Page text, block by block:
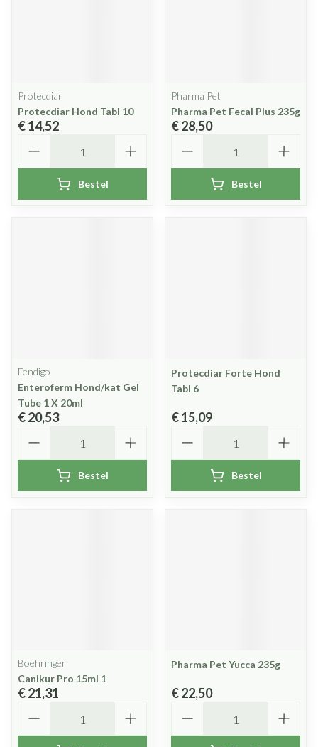
Protecdiar
Protecdiar Hond Tabl 10
€ 14,52
Bestel
Pharma Pet
Pharma Pet Fecal Plus 235g
€ 28,50
Bestel
Fendigo
Enteroferm Hond/kat Gel
Tube 1 X 20ml
€ 20,53
Bestel
Protecdiar Forte Hond
Tabl 6
€ 15,09
Bestel
Boehringer
Canikur Pro 15ml 1
€ 21,31
Pharma Pet Yucca 235g
€ 22,50